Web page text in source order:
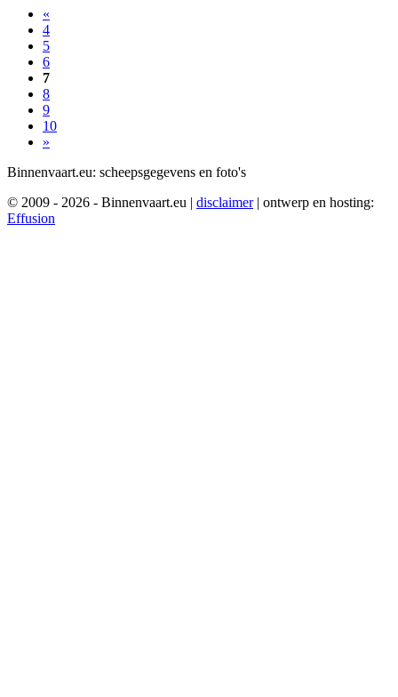
«
4
5
6
7
8
9
10
»
Binnenvaart.eu: scheepsgegevens en foto's
© 2009 - 2026 - Binnenvaart.eu | disclaimer | ontwerp en hosting:
Effusion